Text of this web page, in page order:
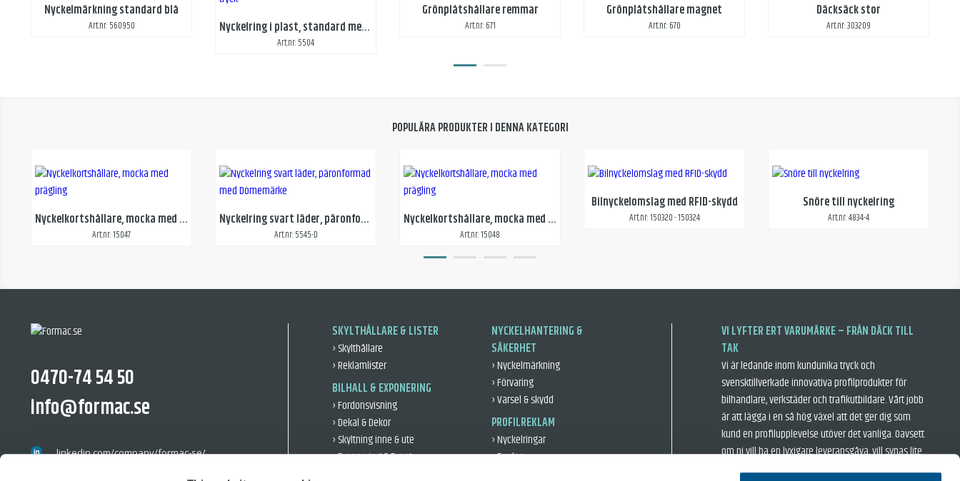
Nyckelmärkning standard blå
Art.nr: 560950 Nyckelring i plast, standard med tryck
Art.nr: 5504
Grönplåtshållare remmar
Art.nr: 671
Grönplåtshållare magnet
Art.nr: 670
Däcksäck stor
Art.nr: 303209
POPULÄRA PRODUKTER I DENNA KATEGORI
Nyckelkortshållare, mocka med prägling
Art.nr: 15047
Nyckelring svart läder, päronformad med Domemärke
Art.nr: 5545-D
Nyckelkortshållare, mocka med prägling
Art.nr: 15048
Bilnyckelomslag med RFID-skydd
Art.nr: 150320 - 150324
Snöre till nyckelring
Art.nr: 4834-4
0470-74 54 50
info@formac.se
linkedin.com/company/formac-se/
SKYLTHÅLLARE & LISTER
› Skylthållare
› Reklamlister
BILHALL & EXPONERING
› Fordonsvisning
› Dekal & Dekor
› Skyltning inne & ute
› Exponering & Event
NYCKELHANTERING &
SÄKERHET
› Nyckelmärkning
› Förvaring
› Varsel & skydd
PROFILREKLAM
› Nyckelringar
› Fordon
VI LYFTER ERT VARUMÄRKE – FRÅN DÄCK TILL
TAK
Vi är ledande inom kundunika tryck och
svensktillverkade innovativa profilprodukter för
bilhandlare, verkstäder och trafikutbildare. Vårt jobb
är att lägga i en så hög växel att det ger dig som
kund en profilupplevelse utöver det vanliga. Oavsett
om ni vill ha en lyxigare leveransgåva, vill synas lite
extra när ni är ute och rastar hästkrafterna eller